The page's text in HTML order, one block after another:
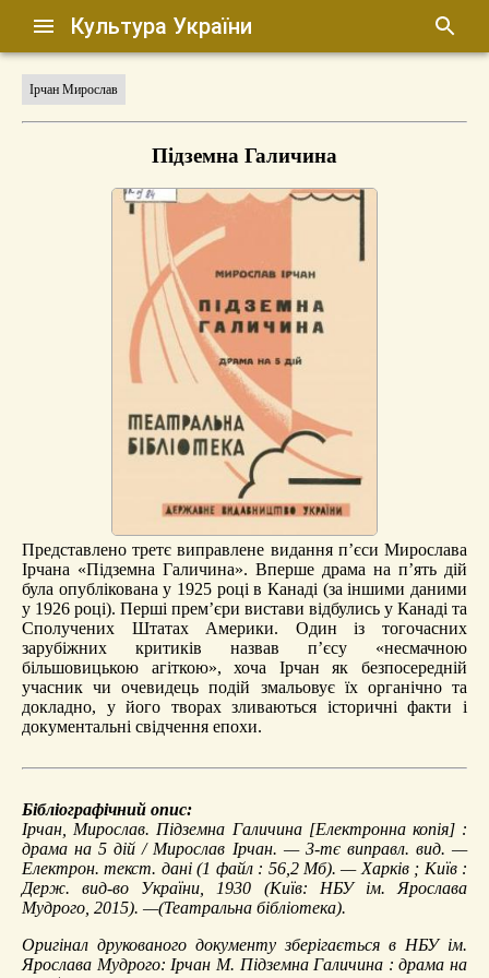
Культура України
Ірчан Мирослав
Підземна Галичина
Представлено третє виправлене видання п’єси Мирослава
Ірчана «Підземна Галичина». Вперше драма на п’ять дій
була опублікована у 1925 році в Канаді (за іншими даними
у 1926 році). Перші прем’єри вистави відбулись у Канаді та
Сполучених Штатах Америки. Один із тогочасних
зарубіжних критиків назвав п’єсу «несмачною
більшовицькою агіткою», хоча Ірчан як безпосередній
учасник чи очевидець подій змальовує їх органічно та
докладно, у його творах зливаються історичні факти і
документальні свідчення епохи.
Бібліографічний опис:
Ірчан, Мирослав. Підземна Галичина[Електронна копія] :
драма на 5 дій / Мирослав Ірчан. — 3-тє виправл. вид. —
Електрон. текст. дані (1 файл : 56,2 Мб). — Харків ; Київ :
Держ. вид-во України, 1930 (Київ: НБУ ім. Ярослава
Мудрого, 2015). —(Театральна бібліотека).
Оригінал друкованого документу зберігається в НБУ ім.
Ярослава Мудрого: Ірчан М. Підземна Галичина : драма на